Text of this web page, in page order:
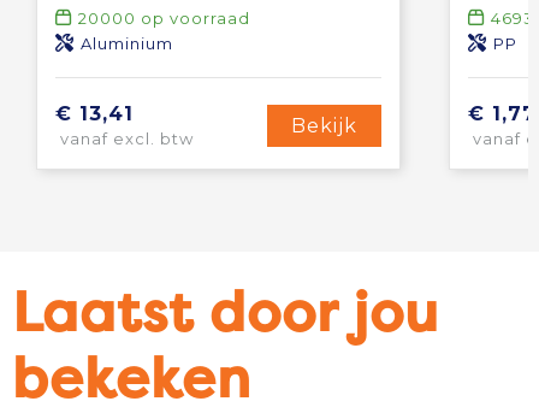
20000 op voorraad
Aluminium
€ 13,41
vanaf excl. btw
Bekijk
4693
PP
€ 1,77
vanaf
Laatst door jou
bekeken